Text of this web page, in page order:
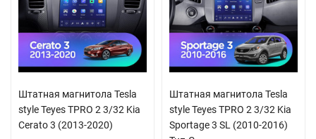
Штатная магнитола Tesla
style Teyes TPRO 2 3/32 Kia
Cerato 3 (2013-2020)
Штатная магнитола Tesla
style Teyes TPRO 2 3/32 Kia
Sportage 3 SL (2010-2016)